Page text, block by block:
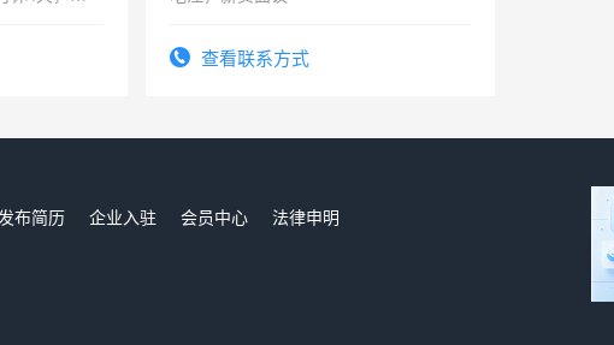
千-1W+提
查看联系方式
布简历 企业入驻 会员中心
法律申明